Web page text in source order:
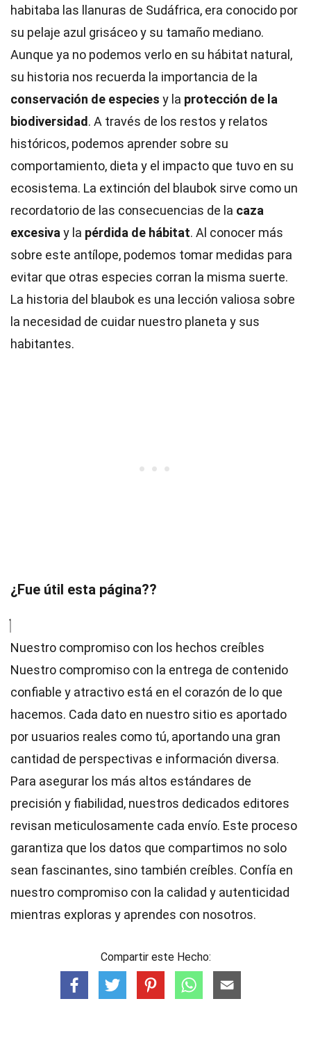
habitaba las llanuras de Sudáfrica, era conocido por
su pelaje azul grisáceo y su tamaño mediano.
Aunque ya no podemos verlo en su hábitat natural,
su historia nos recuerda la importancia de la
conservación de especies y la protección de la
biodiversidad . A través de los restos y relatos
históricos, podemos aprender sobre su
comportamiento, dieta y el impacto que tuvo en su
ecosistema. La extinción del blaubok sirve como un
recordatorio de las consecuencias de la caza
excesiva y la pérdida de hábitat. Al conocer más
sobre este antílope, podemos tomar medidas para
evitar que otras especies corran la misma suerte.
La historia del blaubok es una lección valiosa sobre
la necesidad de cuidar nuestro planeta y sus
habitantes.
¿Fue útil esta página??
Nuestro compromiso con los hechos creíbles
Nuestro compromiso con la entrega de contenido
confiable y atractivo está en el corazón de lo que
hacemos. Cada dato en nuestro sitio es aportado
por usuarios reales como tú, aportando una gran
cantidad de perspectivas e información diversa.
Para asegurar los más altos estándares de
precisión y fiabilidad, nuestros dedicados editores
revisan meticulosamente cada envío. Este proceso
garantiza que los datos que compartimos no solo
sean fascinantes, sino también creíbles. Confía en
nuestro compromiso con la calidad y autenticidad
mientras exploras y aprendes con nosotros.
Compartir este Hecho: